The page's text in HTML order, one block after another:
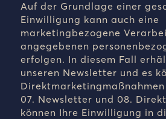
Auf der Grundlage einer
Einwilligung kann auch eine
marketingbezogene
angegebenen
erfolgen. In diesem Fall
unseren Newsletter und es
07. Newsletter und 08.
können Ihre Einwilligung in